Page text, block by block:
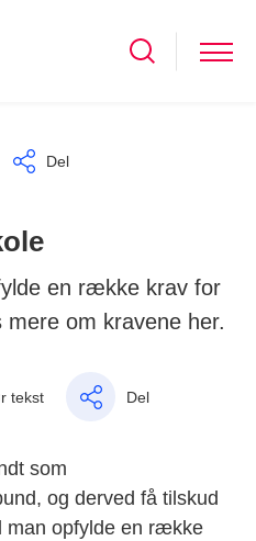
Del
en række krav for
om kravene her.
tekst Del
som
og derved få tilskud
man opfylde en række